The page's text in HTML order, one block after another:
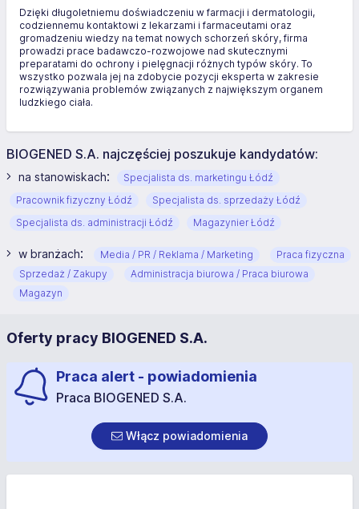
Dzięki długoletniemu doświadczeniu w farmacji i dermatologii,
codziennemu kontaktowi z lekarzami i farmaceutami oraz
gromadzeniu wiedzy na temat nowych schorzeń skóry, firma
prowadzi prace badawczo-rozwojowe nad skutecznymi
preparatami do ochrony i pielęgnacji różnych typów skóry. To
wszystko pozwala jej na zdobycie pozycji eksperta w zakresie
rozwiązywania problemów związanych z największym organem
ludzkiego ciała.
BIOGENED S.A. najczęściej poszukuje kandydatów:
na stanowiskach:
Specjalista ds. marketingu Łódź
Pracownik fizyczny Łódź
Specjalista ds. sprzedaży Łódź
Specjalista ds. administracji Łódź
Magazynier Łódź
w branżach: Media / PR / Reklama / Marketing
Praca fizyczna
Sprzedaż / Zakupy
Administracja biurowa / Praca biurowa
Magazyn
Oferty pracy BIOGENED S.A.
Praca alert - powiadomienia
Praca BIOGENED S.A.
Włącz powiadomienia